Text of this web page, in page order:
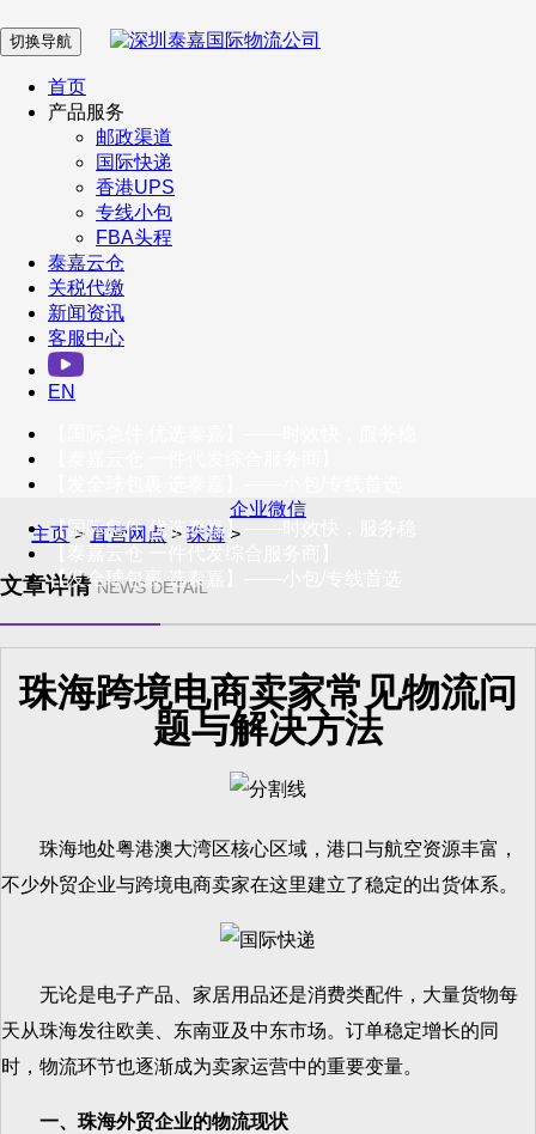
在 线 客 服
企业微信
订阅号
客户服务热线
400-098-5699
联系我们
切换导航
首页
产品服务
邮政渠道
国际快递
香港UPS
专线小包
FBA头程
泰嘉云仓
关税代缴
新闻资讯
客服中心
EN
【国际急件 优选泰嘉】——时效快，服务稳
【发全球包裹 选泰嘉】——小包/专线首选
企业微信
主页 > 直营网点 >珠海 >
文章详情 NEWS DETAIL
珠海跨境电商卖家常见物流问
题与解决方法
珠海地处粤港澳大湾区核心区域，港口与航空资源丰富，
不少外贸企业与跨境电商卖家在这里建立了稳定的出货体系。
无论是电子产品、家居用品还是消费类配件，大量货物每
天从珠海发往欧美、东南亚及中东市场。订单稳定增长的同
时，物流环节也逐渐成为卖家运营中的重要变量。
一、珠海外贸企业的物流现状